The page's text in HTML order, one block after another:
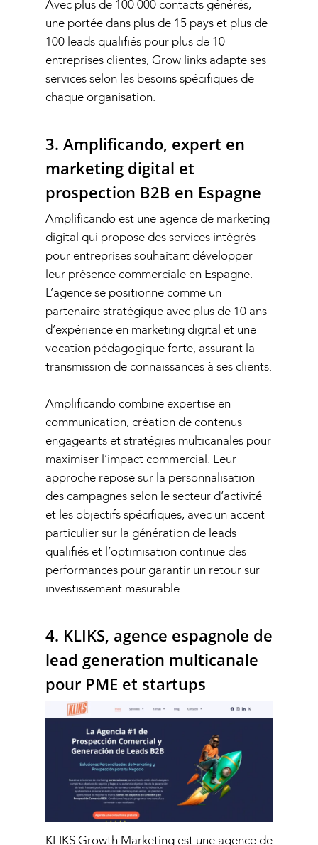
Avec plus de 100 000 contacts générés,
une portée dans plus de 15 pays et plus de
100 leads qualifiés pour plus de 10
entreprises clientes, Grow links adapte ses
services selon les besoins spécifiques de
chaque organisation.
3. Amplificando, expert en
marketing digital et
prospection B2B en Espagne
Amplificando est une agence de marketing
digital qui propose des services intégrés
pour entreprises souhaitant développer
leur présence commerciale en Espagne.
L’agence se positionne comme un
partenaire stratégique avec plus de 10 ans
d’expérience en marketing digital et une
vocation pédagogique forte, assurant la
transmission de connaissances à ses clients.
Amplificando combine expertise en
communication, création de contenus
engageants et stratégies multicanales pour
maximiser l’impact commercial. Leur
approche repose sur la personnalisation
des campagnes selon le secteur d’activité
et les objectifs spécifiques, avec un accent
particulier sur la génération de leads
qualifiés et l’optimisation continue des
performances pour garantir un retour sur
investissement mesurable.
4. KLIKS, agence espagnole de
lead generation multicanale
pour PME et startups
KLIKS Growth Marketing est une agence de